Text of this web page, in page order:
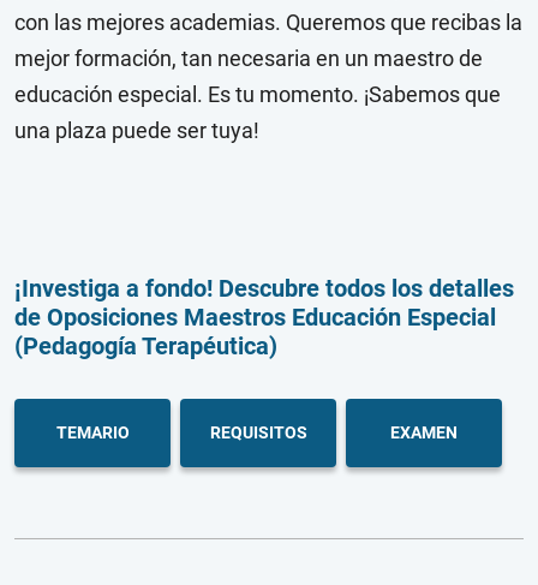
con las mejores academias. Queremos que recibas la
mejor formación, tan necesaria en un maestro de
educación especial. Es tu momento. ¡Sabemos que
una plaza puede ser tuya!
¡Investiga a fondo! Descubre todos los detalles
de Oposiciones Maestros Educación Especial
(Pedagogía Terapéutica)
TEMARIO REQUISITOS EXAMEN